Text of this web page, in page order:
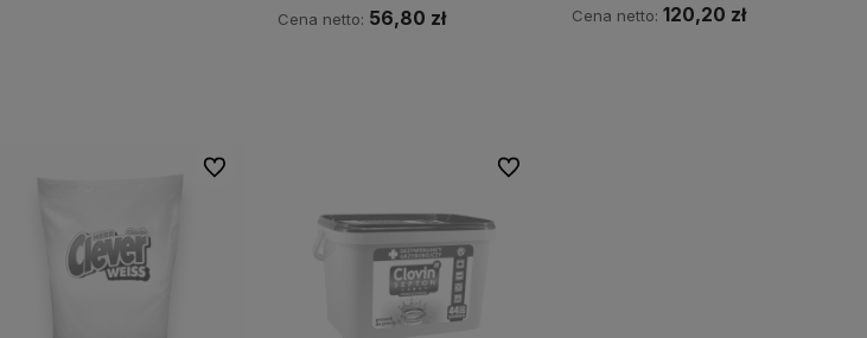
Cena netto: 56,80 zł Cena netto:120,20 zł
Do ulubionych Do ulubionych